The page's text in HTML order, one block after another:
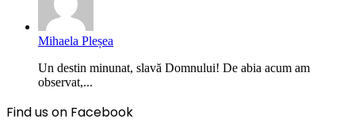
Mihaela Pleșea
Un destin minunat, slavă Domnului! De abia acum am
observat,...
Find us on Facebook